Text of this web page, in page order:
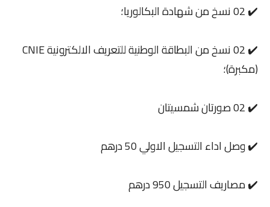
✔️ 02 نسخ من شهادة البكالوريا؛
✔️ 02 نسخ من البطاقة الوطنية للتعريف الالكترونية CNIE
(مكبرة)؛
✔️ 02 صورتان شمسيتان
✔️ وصل اداء التسجيل الاولي 50 درهم
✔️ مصاريف التسجيل 950 درهم